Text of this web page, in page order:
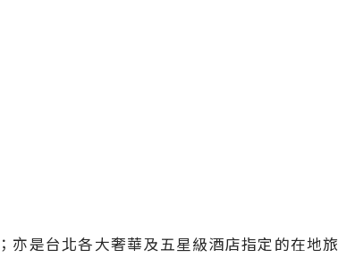
是台北各大奢華及五星級酒店指定的在地